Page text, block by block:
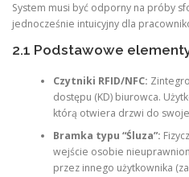
System musi być odporny na próby
jednocześnie intuicyjny dla
2.1 Podstawowe
Czytniki RFID/NFC:
dostępu (KD) biurowca.
którą otwiera drzwi do
Bramka typu “Śluza”:
wejście osobie
przez innego użytkownika